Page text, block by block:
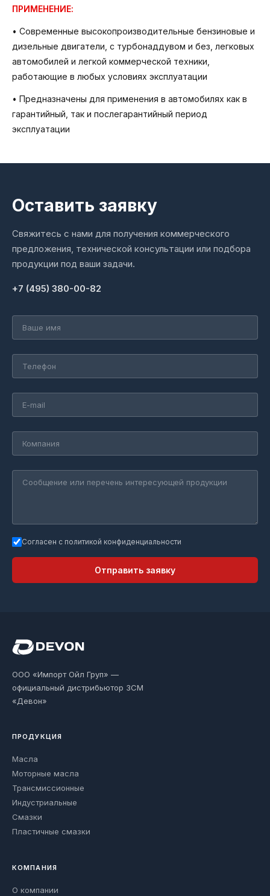
ПРИМЕНЕНИЕ:
• Современные высокопроизводительные бензиновые и
дизельные двигатели, с турбонаддувом и без, легковых
автомобилей и легкой коммерческой техники,
работающие в любых условиях эксплуатации
• Предназначены для применения в автомобилях как в
гарантийный, так и послегарантийный период
эксплуатации
Оставить заявку
Свяжитесь с нами для получения коммерческого
предложения, технической консультации или подбора
продукции под ваши задачи.
+7 (495) 380-00-82
Согласен с политикой конфиденциальности
Отправить заявку
ООО «Импорт Ойл Груп» —
официальный дистрибьютор ЗСМ
«Девон»
ПРОДУКЦИЯ
Масла
Моторные масла
Трансмиссионные
Индустриальные
Смазки
Пластичные смазки
КОМПАНИЯ
О компании